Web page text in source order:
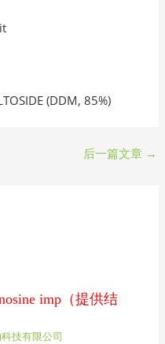
(DDM, 85%)
后一篇文章 →
imp（提供结
技有限公司